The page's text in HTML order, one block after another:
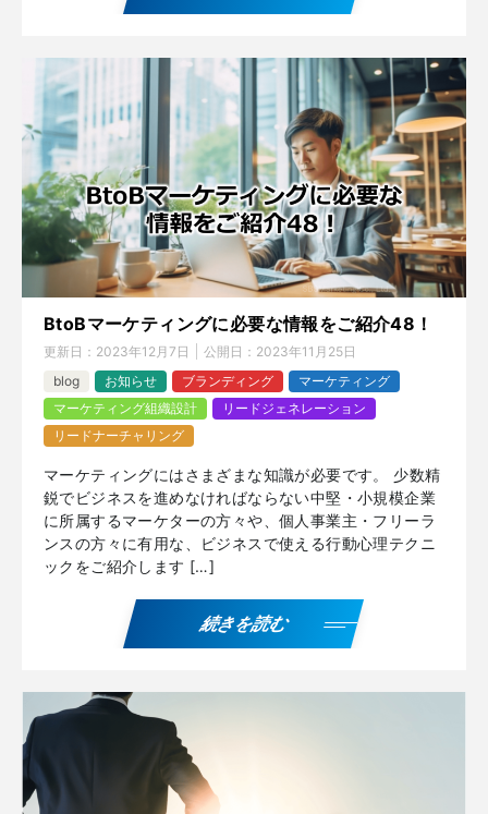
BtoBマーケティングに必要な情報をご紹介48！
更新日： 2023年12月7日 公開日： 2023年11月25日
blog
お知らせ ブランディング
マーケティング
マーケティング組織設計
リードジェネレーション
リードナーチャリング
マーケティングにはさまざまな知識が必要です。 少数精
鋭でビジネスを進めなければならない中堅・小規模企業
に所属するマーケターの方々や、個人事業主・フリーラ
ンスの方々に有用な、ビジネスで使える行動心理テクニ
ックをご紹介します […]
続きを読む